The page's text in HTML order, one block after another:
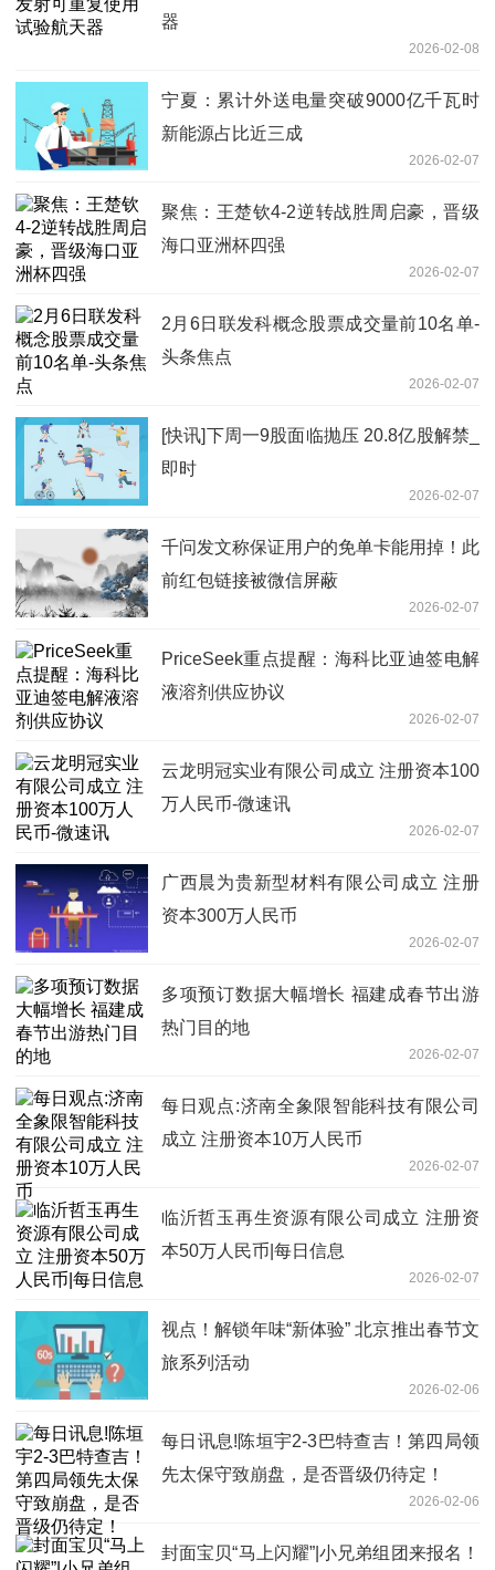
器
2026-02-08
宁夏：累计外送电量突破9000亿千瓦时
新能源占比近三成
2026-02-07
聚焦：王楚钦4-2逆转战胜周启豪，晋级
海口亚洲杯四强
2026-02-07
2月6日联发科概念股票成交量前10名单-
头条焦点
2026-02-07
[快讯]下周一9股面临抛压 20.8亿股解禁_
即时
2026-02-07
千问发文称保证用户的免单卡能用掉！此
前红包链接被微信屏蔽
2026-02-07
PriceSeek重点提醒：海科比亚迪签电解
液溶剂供应协议
2026-02-07
云龙明冠实业有限公司成立 注册资本100
万人民币-微速讯
2026-02-07
广西晨为贵新型材料有限公司成立 注册
资本300万人民币
2026-02-07
多项预订数据大幅增长 福建成春节出游
热门目的地
2026-02-07
每日观点:济南全象限智能科技有限公司
成立 注册资本10万人民币
2026-02-07
临沂哲玉再生资源有限公司成立 注册资
本50万人民币|每日信息
2026-02-07
视点！解锁年味“新体验” 北京推出春节文
旅系列活动
2026-02-06
每日讯息!陈垣宇2-3巴特查吉！第四局领
先太保守致崩盘，是否晋级仍待定！
2026-02-06
封面宝贝“马上闪耀”|小兄弟组团来报名！